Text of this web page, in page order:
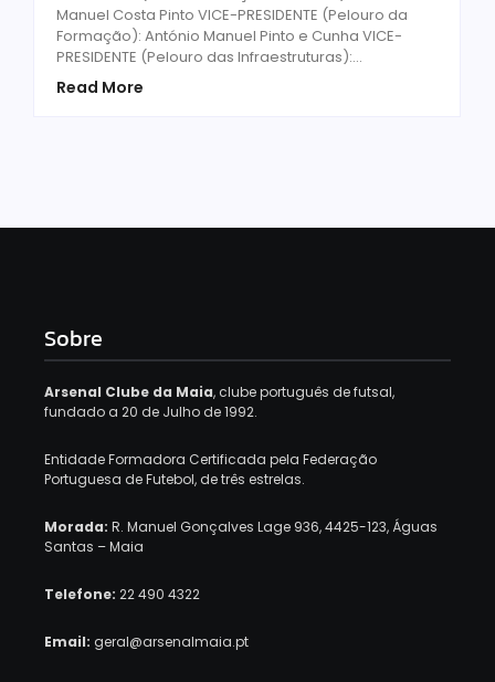
Manuel Costa Pinto VICE-PRESIDENTE (Pelouro da
Formação): António Manuel Pinto e Cunha VICE-
PRESIDENTE (Pelouro das Infraestruturas):...
Read More
Sobre
Arsenal Clube da Maia, clube português de futsal,
fundado a 20 de Julho de 1992.
Entidade Formadora Certificada pela Federação
Portuguesa de Futebol, de três estrelas.
Morada: R. Manuel Gonçalves Lage 936, 4425-123, Águas
Santas – Maia
Telefone: 22 490 4322
Email: geral@arsenalmaia.pt